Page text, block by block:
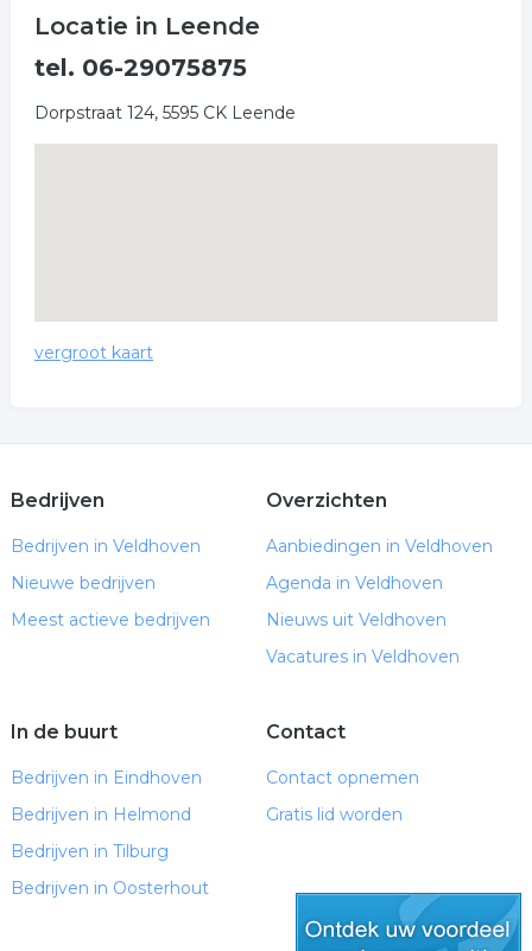
Locatie in Leende
tel. 06-29075875
Dorpstraat 124, 5595 CK Leende
vergroot kaart
Bedrijven
Bedrijven in Veldhoven
Nieuwe bedrijven
Meest actieve bedrijven
Overzichten
Aanbiedingen in Veldhoven
Agenda in Veldhoven
Nieuws uit Veldhoven
Vacatures in Veldhoven
In de buurt
Bedrijven in Eindhoven
Bedrijven in Helmond
Bedrijven in Tilburg
Bedrijven in Oosterhout
Contact
Contact opnemen
Gratis lid worden